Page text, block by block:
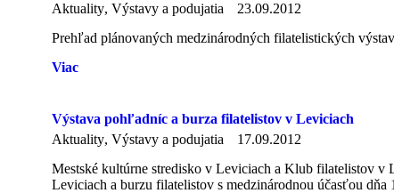
Aktuality, Výstavy a podujatia
23.09.2012
Prehľad plánovaných medzinárodných filatelistických
Viac
Výstava pohľadníc a burza filatelistov v Leviciach
Aktuality, Výstavy a podujatia
17.09.2012
Mestské kultúrne stredisko v Leviciach a Klub filatelistov
Leviciach a burzu filatelistov s medzinárodnou účasťou